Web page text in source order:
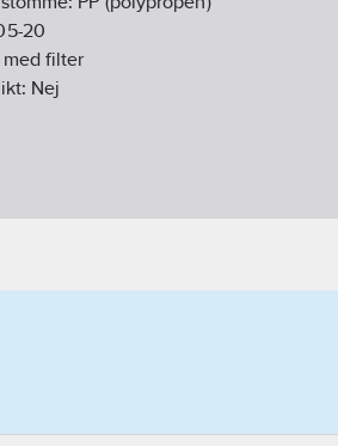
20
filter
Nej